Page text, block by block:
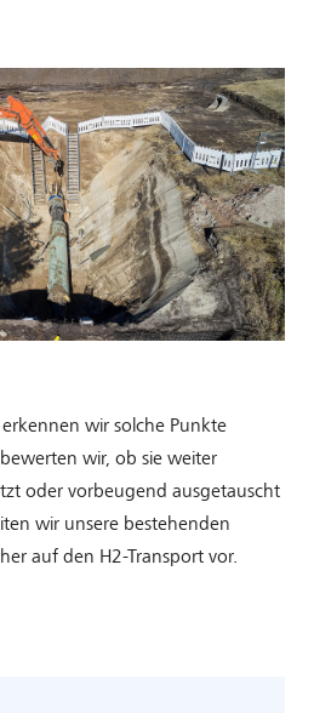
wir solche Punkte
wir, ob sie weiter
oder vorbeugend ausgetauscht
wir unsere bestehenden
auf den H2-Transport vor.